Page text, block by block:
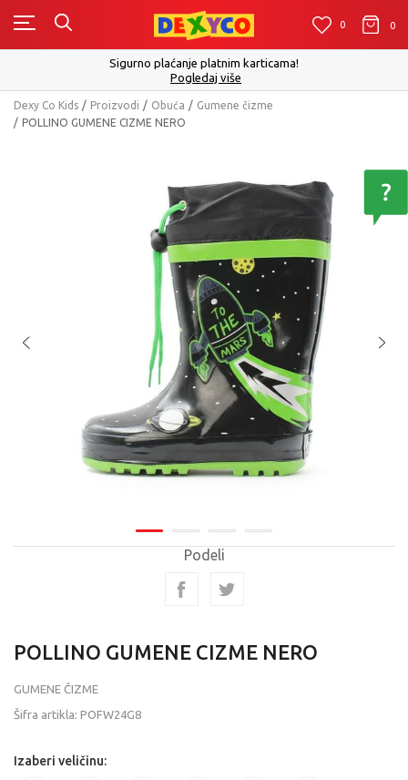
0 0
Sigurno plaćanje platnim karticama!
Pogledaj više
Dexy Co Kids Proizvodi Obuća
Gumene čizme
POLLINO GUMENE CIZME NERO
Podeli
POLLINO GUMENE CIZME NERO
GUMENE ČIZME
Šifra artikla: POFW24G8
Izaberi veličinu: